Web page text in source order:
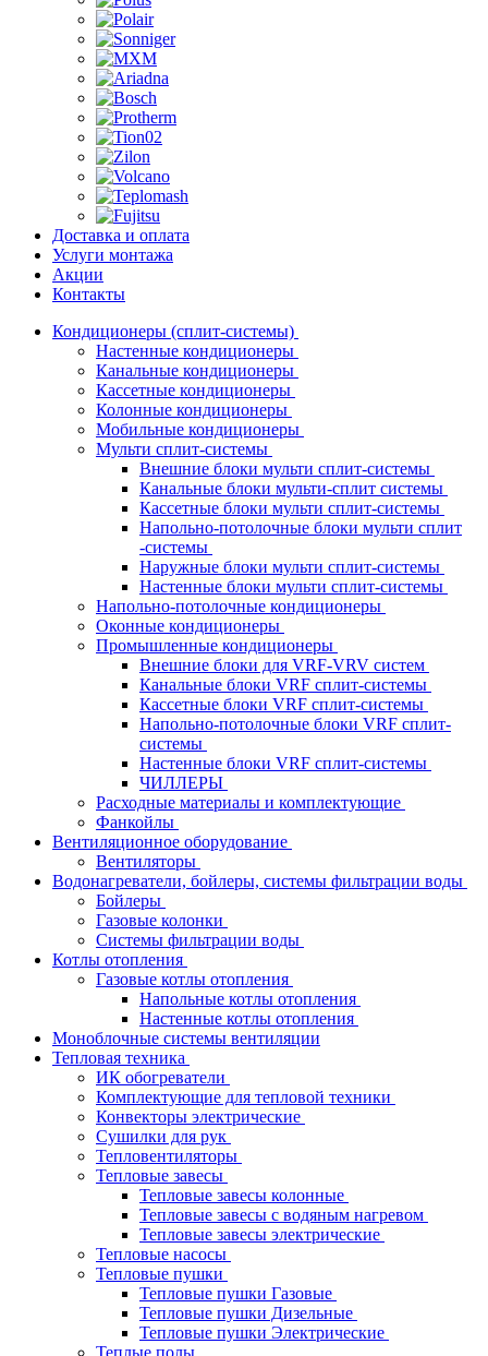
Доставка и оплата
Услуги монтажа
Акции
Контакты
Кондиционеры (сплит-системы)
Настенные кондиционеры
Канальные кондиционеры
Кассетные кондиционеры
Колонные кондиционеры
Мобильные кондиционеры
Мульти сплит-системы
Внешние блоки мульти сплит-системы
Канальные блоки мульти-сплит системы
Кассетные блоки мульти сплит-системы
Напольно-потолочные блоки мульти сплит
-системы
Наружные блоки мульти сплит-системы
Настенные блоки мульти сплит-системы
Напольно-потолочные кондиционеры
Оконные кондиционеры
Промышленные кондиционеры
Внешние блоки для VRF-VRV систем
Канальные блоки VRF сплит-системы
Кассетные блоки VRF сплит-системы
Напольно-потолочные блоки VRF сплит-
системы
Настенные блоки VRF сплит-системы
ЧИЛЛЕРЫ
Расходные материалы и комплектующие
Фанкойлы
Вентиляционное оборудование
Вентиляторы
Водонагреватели, бойлеры, системы фильтрации воды
Бойлеры
Газовые колонки
Системы фильтрации воды
Котлы отопления
Газовые котлы отопления
Напольные котлы отопления
Настенные котлы отопления
Моноблочные системы вентиляции
Тепловая техника
ИК обогреватели
Комплектующие для тепловой техники
Конвекторы электрические
Сушилки для рук
Тепловентиляторы
Тепловые завесы
Тепловые завесы колонные
Тепловые завесы с водяным нагревом
Тепловые завесы электрические
Тепловые насосы
Тепловые пушки
Тепловые пушки Газовые
Тепловые пушки Дизельные
Тепловые пушки Электрические
Теплые полы